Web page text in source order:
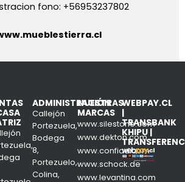
fono: +56953237802
ADMINISTRACIÓN
Callejón
Portezuela,
Bodega
8,
Portezuelo,
Colina,
NUESTRAS
MARCAS
www.silestone.com
www.dekton.com
www.confiad.com
www.schock.de
www.levantina.com
WEBPAY.CL
|
TRANSBANK
KHIPU |